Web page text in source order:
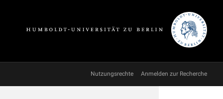
Nutzungsrechte Anmelden zur Recherche